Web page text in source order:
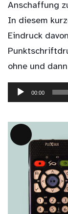
Anschaffung
In diesem
Eindruck
ohne und
Audio-
00:00
Lange